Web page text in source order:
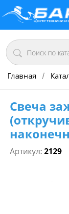
Главная /
Свеча
Артикул: 2129